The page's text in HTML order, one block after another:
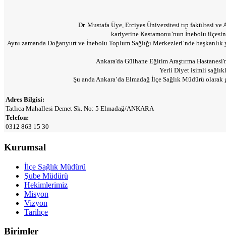
Dr. Mustafa Üye, Erciyes Üniversitesi tıp fakültesi
kariyerine Kastamonu’nun İnebolu
Aynı zamanda Doğanyurt ve İnebolu Toplum Sağlığı Merkezleri’nde
Ankara'da Gülhane Eğitim Araştırma
Yerli Diyet isimli
Şu anda Ankara’da Elmadağ İlçe Sağlık Müdürü
Adres Bilgisi:
Tatlıca Mahallesi Demet Sk. No: 5 Elmadağ/ANKARA
Telefon:
0312 863 15 30
Kurumsal
İlçe Sağlık Müdürü
Şube Müdürü
Hekimlerimiz
Misyon
Vizyon
Tarihçe
Birimler